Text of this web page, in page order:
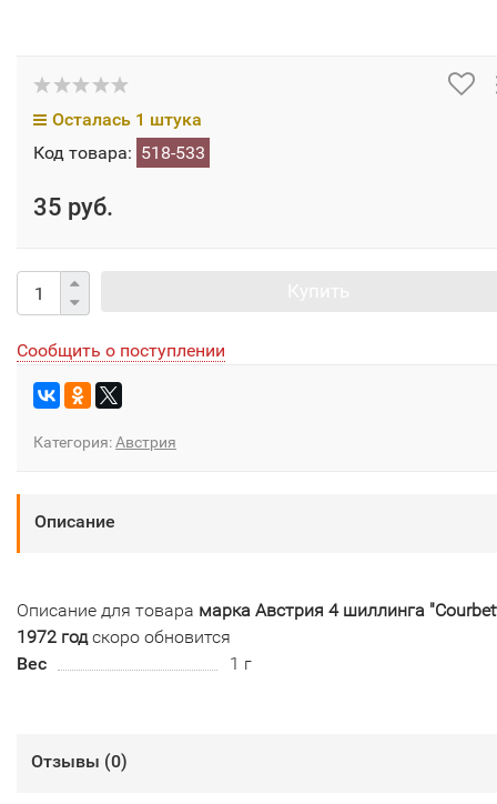
Осталась 1 штука
Код товара: 518-533
35 руб.
Сообщить о поступлении
Категория:Австрия
Описание
Описание для товара марка Австрия 4 шиллинга
1972 годскоро обновится
Вес
1 г
Отзывы (0)